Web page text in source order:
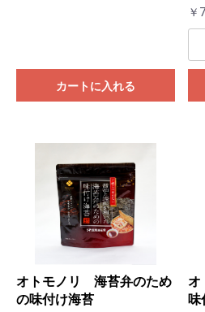
カートに入れる
￥
オトモノリ 海苔弁のため
の味付け海苔
オ
味